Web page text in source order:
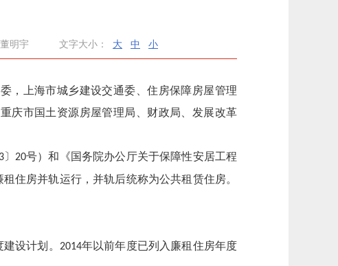
明宇 文字大小： 大 中 小
，上海市城乡建设交通委、住房保障房屋管理
庆市国土资源房屋管理局、财政局、发展改革
〕 20号）和《国务院办公厅关于保障性安居工程
住房并轨运行，并轨后统称为公共租赁住房。
设计划。 2014年以前年度已列入廉租住房年度